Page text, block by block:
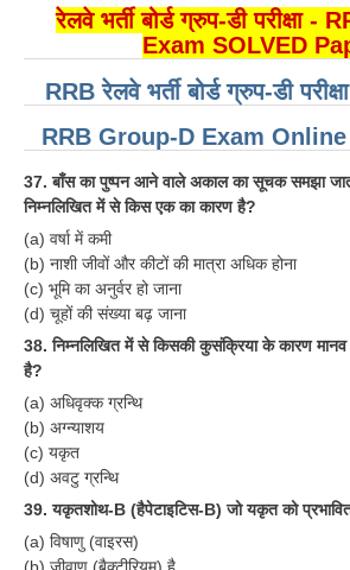
RRB NTPC Medical Standards
RRB जूनियर इंजीनियर
RRB Junior Engineer Papers
Group-D
Group-D Exam Paper
रेलवे ग्रुप -डी परीक्षा
PAPERS
RRB NTPC (Tier-1) Papers
रेलवे भर्ती बोर्ड ग्रुप-डी परीक्षा
Exam SOLVED
RRB रेलवे भर्ती बोर्ड ग्रुप-डी
RRB Group-D Exam
37. बाँस का पुष्पन आने वाले अकाल का सूचक समझा
निम्नलिखित में से किस एक का कारण है?
(a) वर्षा में कमी
(b) नाशी जीवों और कीटों की मात्रा अधिक होना
(c) भूमि का अनुर्वर हो जाना
(d) चूहों की संख्या बढ़ जाना
38. निम्नलिखित में से किसकी कुसंक्रिया के कारण मानव
है?
(a) अधिवृक्क ग्रन्थि
(b) अग्न्याशय
(c) यकृत
(d) अवटु ग्रन्थि
39. यकृतशोथ-B (हैपेटाइटिस-B) जो यकृत को
(a) विषाणु (वाइरस)